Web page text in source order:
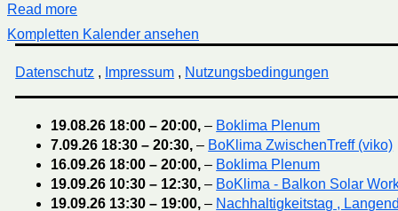
Read more
Kompletten Kalender ansehen
Datenschutz , Impressum , Nutzungsbedingungen
19.08.26 18:00 – 20:00,– Boklima Plenum
7.09.26 18:30 – 20:30,– BoKlima ZwischenTreff (viko)
16.09.26 18:00 – 20:00,– Boklima Plenum
19.09.26 10:30 – 12:30,– BoKlima - Balkon Solar
19.09.26 13:30 – 19:00,– Nachhaltigkeitstag ,